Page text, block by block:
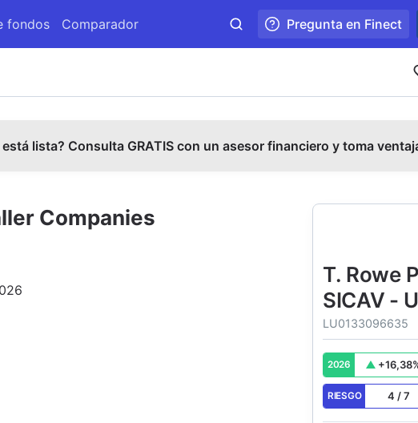
fondos Comparador Pregunta en Finect
lista? Consulta GRATIS con un asesor financiero y toma
Companies
T. Rowe
SICAV -
Fund
LU0133096635
2026 +16,38
RIESGO 4 /7